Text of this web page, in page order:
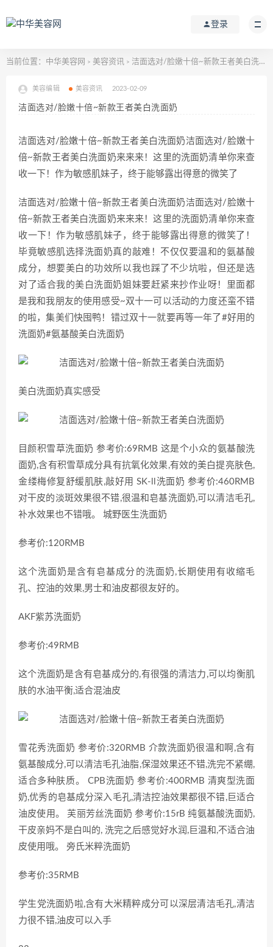
登录
当前位置： 中华美容网 > 美容资讯 > 洁面选对/脸嫩十倍~新款王者美白洗面奶
美容编辑 美容资讯 2023-02-09
洁面选对/脸嫩十倍~新款王者美白洗面奶
洁面选对/脸嫩十倍~新款王者美白洗面奶洁面选对/脸嫩十
倍~新款王者美白洗面奶来来来！这里的洗面奶清单你来查
收一下！作为敏感肌妹子，终于能够露出得意的微笑了
洁面选对/脸嫩十倍~新款王者美白洗面奶洁面选对/脸嫩十
倍~新款王者美白洗面奶来来来！这里的洗面奶清单你来查
收一下！作为敏感肌妹子，终于能够露出得意的微笑了！
毕竟敏感肌选择洗面奶真的敲难！不仅仅要温和的氨基酸
成分，想要美白的功效所以我也踩了不少坑啦，但还是选
对了适合我的美白洗面奶姐妹要赶紧来抄作业呀！里面都
是我和我朋友的使用感受~双十一可以活动的力度还蛮不错
的啦，集美们快囤鸭！错过双十一就要再等一年了#好用的
洗面奶#氨基酸美白洗面奶
美白洗面奶真实感受
目颜积雪草洗面奶 参考价:69RMB 这是个小众的氨基酸洗
面奶,含有积雪草成分具有抗氧化效果,有效的美白提亮肤色,
金缕梅修复舒缓肌肤,敲好用 SK-ll洗面奶 参考价:460RMB
对干皮的淡斑效果很不错,很温和皂基洗面奶,可以清洁毛孔,
补水效果也不错哦。 城野医生洗面奶
参考价:120RMB
这个洗面奶是含有皂基成分的洗面奶,长期使用有收缩毛
孔、控油的效果,男士和油皮都很友好的。
AKF紫苏洗面奶
参考价:49RMB
这个洗面奶是含有皂基成分的,有很强的清洁力,可以均衡肌
肤的水油平衡,适合混油皮
雪花秀洗面奶 参考价:320RMB 介款洗面奶很温和啊,含有
氨基酸成分,可以清洁毛孔油脂,保湿效果还不错,洗完不紧绷,
适合多种肤质。 CPB洗面奶 参考价:400RMB 清爽型洗面
奶,优秀的皂基成分深入毛孔,清洁控油效果都很不错,巨适合
油皮使用。 芙丽芳丝洗面奶 参考价:15rB 纯氨基酸洗面奶,
干皮亲妈不是白叫的, 洗完之后感觉好水润,巨温和,不适合油
皮使用哦。 旁氏米粹洗面奶
参考价:35RMB
学生党洗面奶啦,含有大米精粹成分可以深层清洁毛孔,清洁
力很不错,油皮可以入手